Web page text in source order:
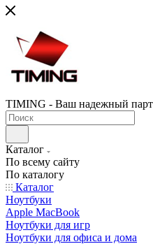
TIMING - Ваш надежный
Каталог
По всему сайту
По каталогу
Каталог
Ноутбуки
Apple MacBook
Ноутбуки для игр
Ноутбуки для офиса и дома